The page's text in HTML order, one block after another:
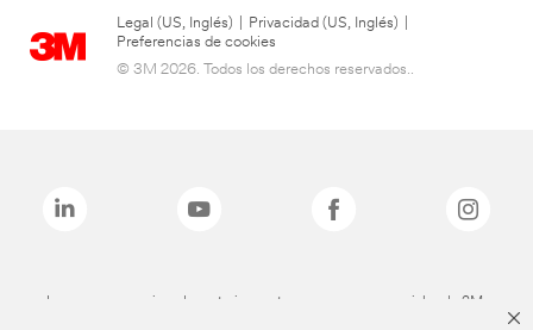
Legal (US, Inglés) Privacidad (US, Inglés)
Preferencias de cookies
© 3M 2026. Todos los derechos reservados..
Las marcas mencionadas anteriormente son marcas comerciales de 3M.